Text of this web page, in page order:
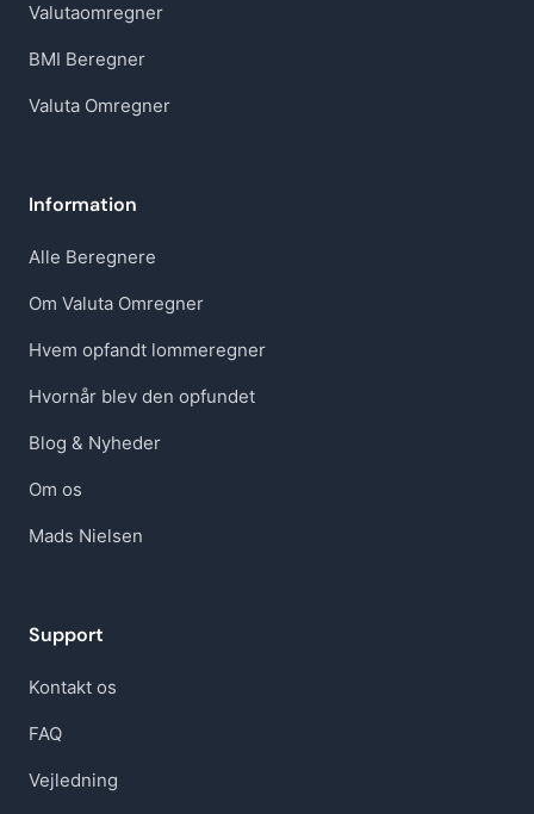
Valutaomregner
BMI Beregner
Valuta Omregner
Information
Alle Beregnere
Om Valuta Omregner
Hvem opfandt lommeregner
Hvornår blev den opfundet
Blog & Nyheder
Om os
Mads Nielsen
Support
Kontakt os
FAQ
Vejledning